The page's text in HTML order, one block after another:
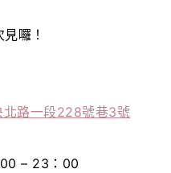
囉！
北路一段228號巷3號
00 – 23：00